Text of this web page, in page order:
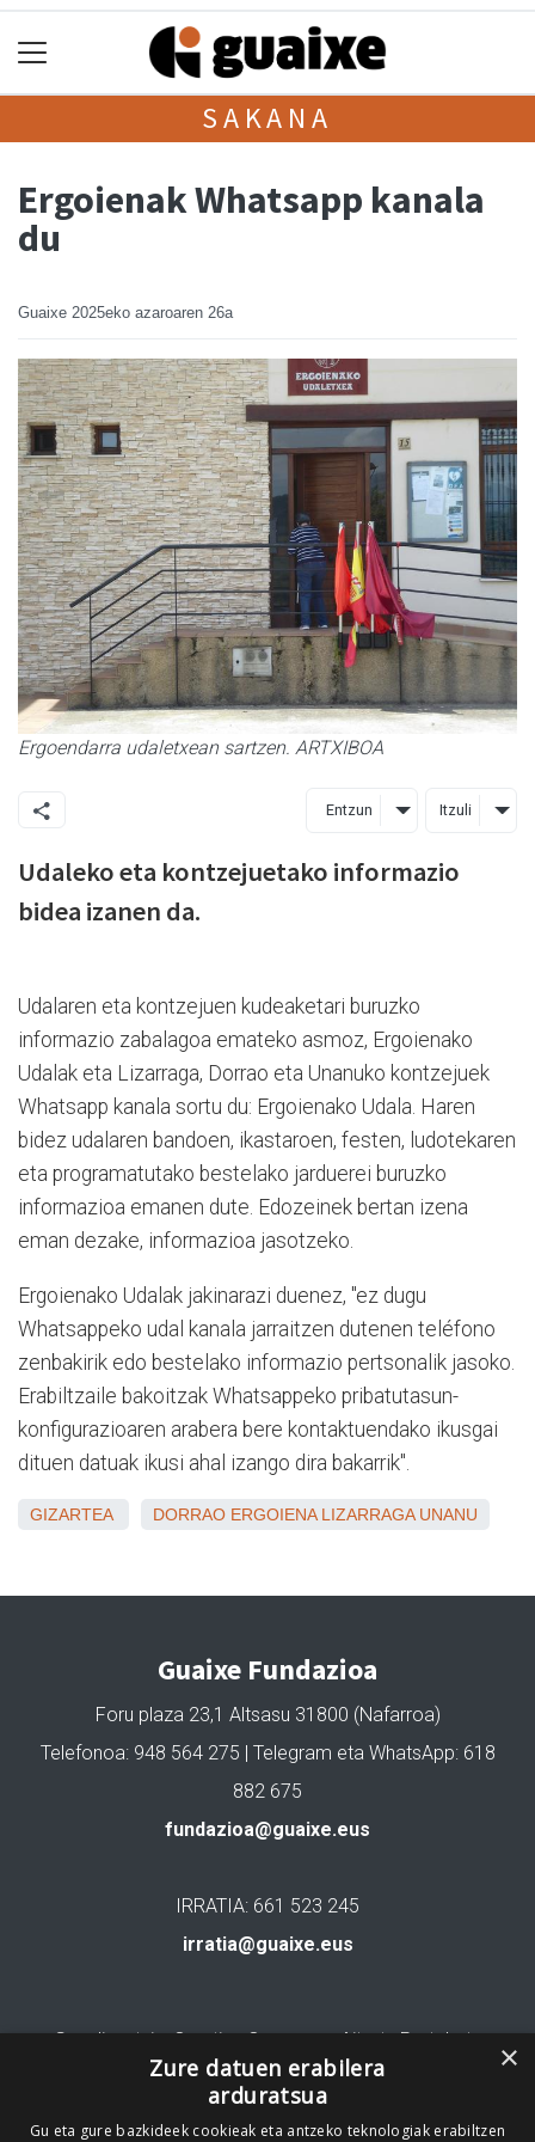
SAKANA
Ergoienak Whatsapp kanala
du
Guaixe 2025eko azaroaren 26a
Ergoendarra udaletxean sartzen. ARTXIBOA
Entzun Itzuli
Udaleko eta kontzejuetako informazio
bidea izanen da.
Udalaren eta kontzejuen kudeaketari buruzko
informazio zabalagoa emateko asmoz, Ergoienako
Udalak eta Lizarraga, Dorrao eta Unanuko kontzejuek
Whatsapp kanala sortu du: Ergoienako Udala. Haren
bidez udalaren bandoen, ikastaroen, festen, ludotekaren
eta programatutako bestelako jarduerei buruzko
informazioa emanen dute. Edozeinek bertan izena
eman dezake, informazioa jasotzeko.
Ergoienako Udalak jakinarazi duenez, "ez dugu
Whatsappeko udal kanala jarraitzen dutenen teléfono
zenbakirik edo bestelako informazio pertsonalik jasoko.
Erabiltzaile bakoitzak Whatsappeko pribatutasun-
konfigurazioaren arabera bere kontaktuendako ikusgai
dituen datuak ikusi ahal izango dira bakarrik".
GIZARTEA DORRAO ERGOIENA LIZARRAGA UNANU
Guaixe Fundazioa
Foru plaza 23,1 Altsasu 31800 (Nafarroa)
Telefonoa: 948 564 275 | Telegram eta WhatsApp: 618
882 675
fundazioa@guaixe.eus
IRRATIA: 661 523 245
irratia@guaixe.eus
Gure lizentzia: Creative Commons Aitortu Partekatu
Codesyntaxek garatua
×
Zure datuen erabilera
arduratsua
Gu eta gure bazkideek cookieak eta antzeko teknologiak erabiltzen